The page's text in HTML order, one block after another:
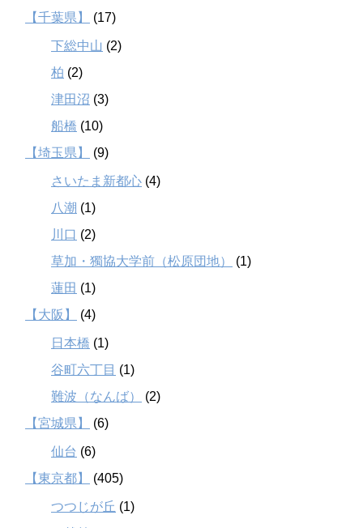
【千葉県】 (17)
下総中山 (2)
柏 (2)
津田沼 (3)
船橋 (10)
【埼玉県】
(9)
さいたま新都心 (4)
八潮 (1)
川口 (2)
草加・獨協大学前（松原団地）
(1)
蓮田 (1)
【大阪】
(4)
日本橋 (1)
谷町六丁目 (1)
難波（なんば）
(2)
【宮城県】
(6)
仙台 (6)
【東京都】
(405)
つつじが丘 (1)